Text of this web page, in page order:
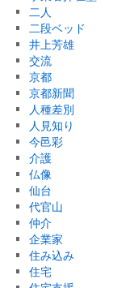
二人
二段ベッド
井上芳雄
交流
京都
京都新聞
人種差別
人見知り
今邑彩
介護
仏像
仙台
代官山
仲介
企業家
住み込み
住宅